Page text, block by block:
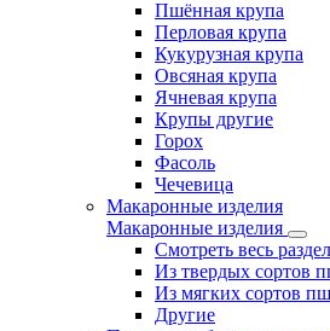
Пшённая крупа
Перловая крупа
Кукурузная крупа
Овсяная крупа
Ячневая крупа
Крупы другие
Горох
Фасоль
Чечевица
Макаронные изделия
Макаронные изделия
Смотреть весь раздел
Из твердых сортов
Из мягких сортов
Другие